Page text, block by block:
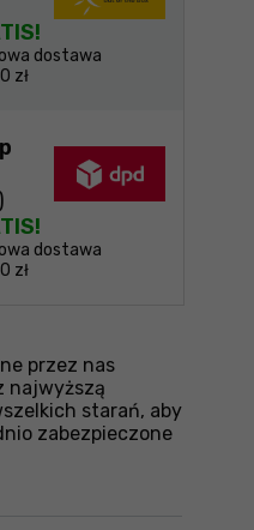
dostawa
zł
dostawa
zł
przez nas
najwyższą
starań, aby
zabezpieczone